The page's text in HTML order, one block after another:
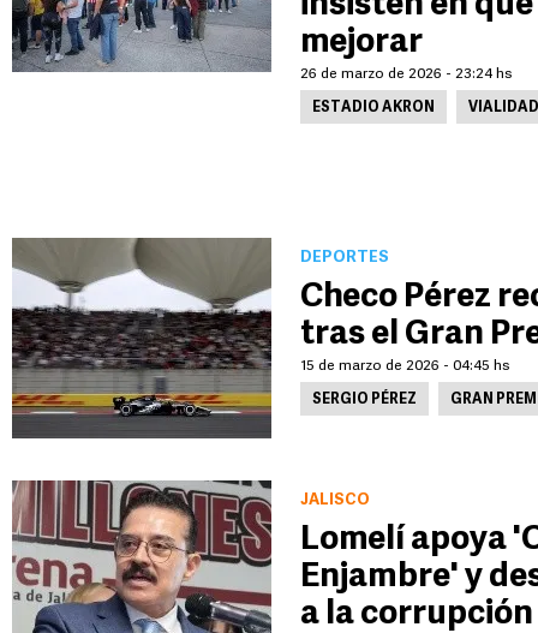
mejorar
26 de marzo de 2026 - 23:24 hs
ESTADIO AKRON VIALIDAD
DEPORTES
Checo Pérez
tras el Gran
15 de marzo de 2026 - 04:45 hs
SERGIO PÉREZ GRAN
JALISCO
Lomelí apoya
Enjambre' y
a la corrupción